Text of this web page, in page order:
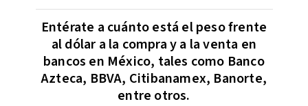
Entérate a cuánto está el peso frente
al dólar a la compra y a la venta en
bancos en México, tales como Banco
Azteca, BBVA, Citibanamex, Banorte,
entre otros.